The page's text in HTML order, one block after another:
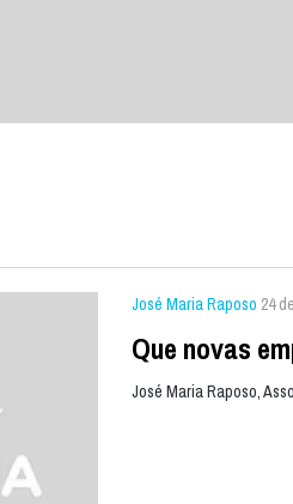
José Maria Raposo 24
Que novas
José Maria Raposo,